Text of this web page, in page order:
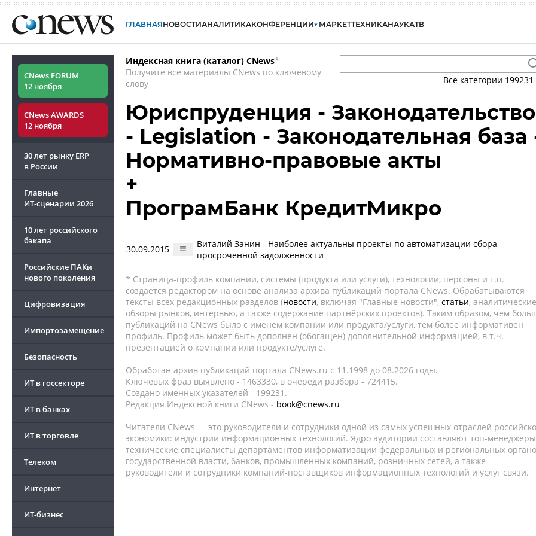
ГЛАВНАЯНОВОСТИАНАЛИТИКАКОНФЕРЕНЦИИ МАРКЕТТЕХНИКАНАУКАТВ
CNews FORUM
12 ноября
CNews AWARDS
12 ноября
30 лет рынку ERP
в России
Главные
ИТ-сценарии 2026
10 лет российского
бэкапа
Российские ПАКи
нового поколения
Цифровизация
Импортозамещение
Безопасность
ИТ в госсекторе
ИТ в банках
ИТ в торговле
Телеком
Интернет
ИТ-бизнес
Индексная книга (каталог) CNews*
Получите все материалы CNews по ключевому
слову
Все категории 199231
Юриспруденция - Законодательство
- Legislation - Законодательная база
Нормативно-правовые акты
+
ПрограмБанк КредитМикро
30.09.2015
Виталий Занин - Наиболее актуальны проекты по автоматизации сбора
просроченной задолженности
* Страница-профиль компании, системы (продукта или услуги), технологии, персоны и т.п.
создается редактором на основе анализа архива публикаций портала CNews. Обрабатываются
тексты всех редакционных разделов (новости, включая "Главные новости", статьи, аналитические
обзоры рынков, интервью, а также содержание партнёрских проектов). Таким образом, чем
публикаций на CNews было с именем компании или продукта/услуги, тем более информативен
профиль. Профиль может быть дополнен (обогащен) дополнительной информацией, в т.ч.
презентацией о компании или продукте/услуге.
Обработан архив публикаций портала CNews.ru c 11.1998 до 08.2026 годы.
Ключевых фраз выявлено - 1463330, в очереди разбора - 724415.
Создано именных указателей - 199231.
Редакция Индексной книги CNews - book@cnews.ru
Читатели CNews — это руководители и сотрудники одной из самых успешных отраслей
экономики: индустрии информационных технологий. Ядро аудитории составляют топ-
технические специалисты департаментов информатизации федеральных и региональных
государственной власти, банков, промышленных компаний, розничных сетей, а также
руководители и сотрудники компаний-поставщиков информационных технологий и услуг связи.